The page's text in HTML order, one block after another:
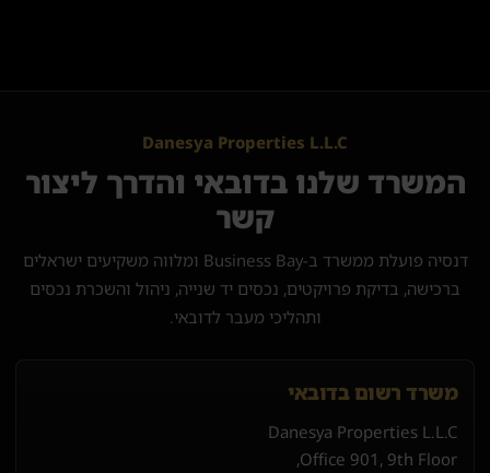
Danesya Properties L.L.C
המשרד שלנו בדובאי והדרך ליצור
קשר
דנסיה פועלת ממשרד ב-Business Bay ומלווה משקיעים ישראלים
ברכישה, בדיקת פרויקטים, נכסים יד שנייה, ניהול והשכרת נכסים
ותהליכי מעבר לדובאי.
משרד רשום בדובאי
Danesya Properties L.L.C
Office 901, 9th Floor,